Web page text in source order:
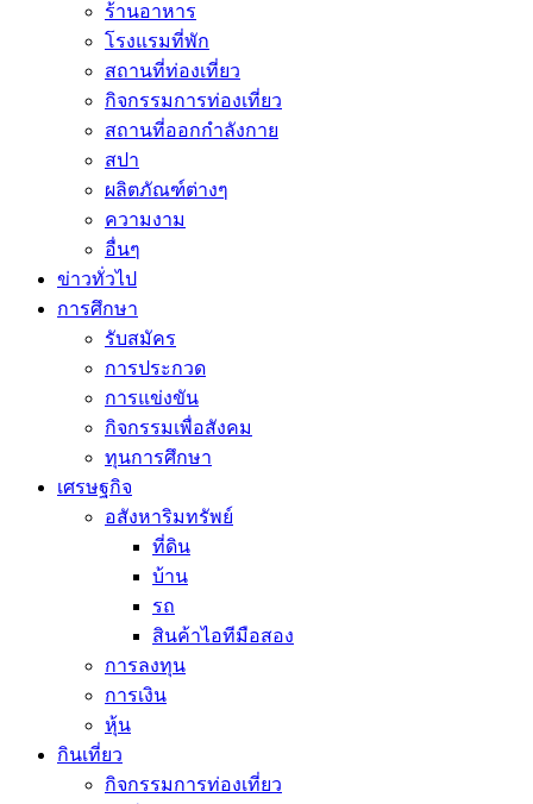
ร้านอาหาร
โรงแรมที่พัก
สถานที่ท่องเที่ยว
กิจกรรมการท่องเที่ยว
สถานที่ออกกำลังกาย
สปา
ผลิตภัณฑ์ต่างๆ
ความงาม
อื่นๆ
ข่าวทั่วไป
การศึกษา
รับสมัคร
การประกวด
การแข่งขัน
กิจกรรมเพื่อสังคม
ทุนการศึกษา
เศรษฐกิจ
อสังหาริมทรัพย์
ที่ดิน
บ้าน
รถ
สินค้าไอทีมือสอง
การลงทุน
การเงิน
หุ้น
กินเที่ยว
กิจกรรมการท่องเที่ยว